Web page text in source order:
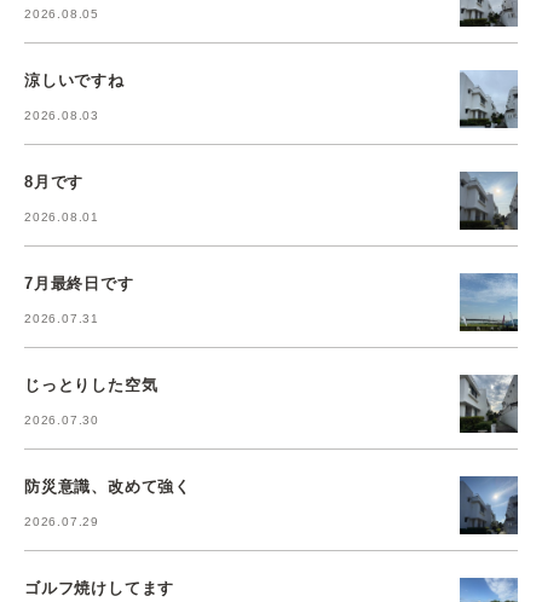
2026.08.05
涼しいですね
2026.08.03
8月です
2026.08.01
7月最終日です
2026.07.31
じっとりした空気
2026.07.30
防災意識、改めて強く
2026.07.29
ゴルフ焼けしてます